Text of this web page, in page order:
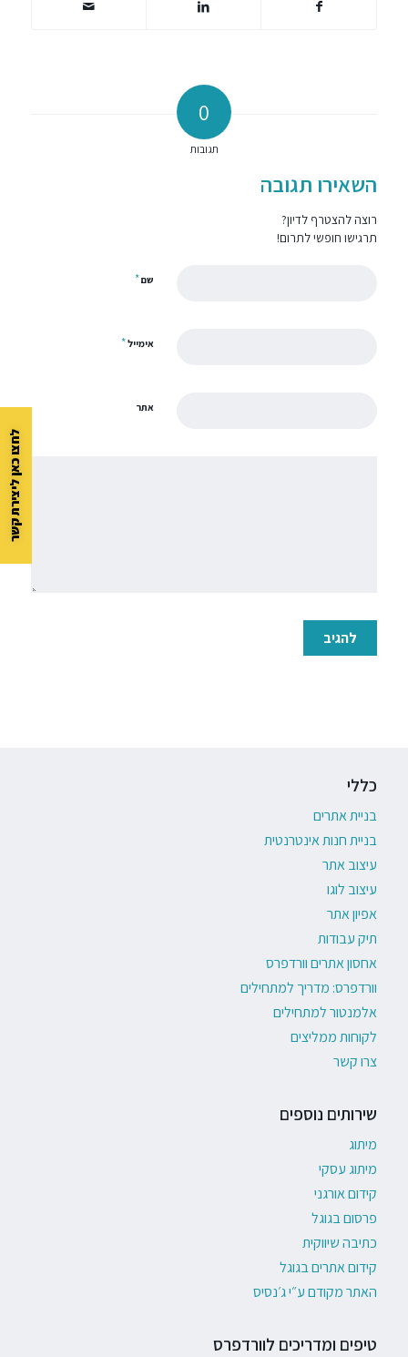
0
תגובות
השאירו תגובה
רוצה להצטרף לדיון?
תרגישו חופשי לתרום!
שם*
אימייל*
אתר
כללי
בניית אתרים
בניית חנות אינטרנטית
עיצוב אתר
עיצוב לוגו
אפיון אתר
תיק עבודות
אחסון אתרים וורדפרס
וורדפרס: מדריך למתחילים
אלמנטור למתחילים
לקוחות ממליצים
צרו קשר
שירותים נוספים
מיתוג
מיתוג עסקי
קידום אורגני
פרסום בגוגל
כתיבה שיווקית
קידום אתרים בגוגל
האתר מקודם ע״י ג׳נסיס
טיפים ומדריכים לוורדפרס
לחצו כאן ליצירת קשר